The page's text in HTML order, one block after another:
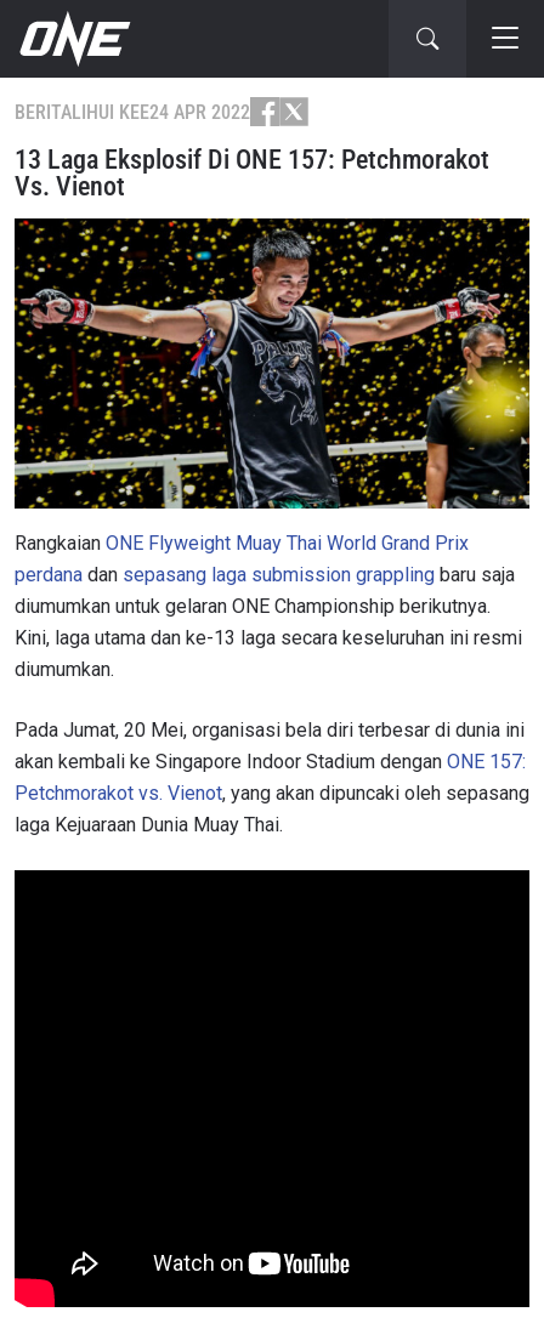
BERITALIHUI KEE24 APR 2022
13 Laga Eksplosif Di ONE 157: Petchmorakot
Vs. Vienot
Rangkaian ONE Flyweight Muay Thai World Grand Prix
perdana dan sepasang laga submission grappling baru saja
diumumkan untuk gelaran ONE Championship berikutnya.
Kini, laga utama dan ke-13 laga secara keseluruhan ini resmi
diumumkan.
Pada Jumat, 20 Mei, organisasi bela diri terbesar di dunia ini
akan kembali ke Singapore Indoor Stadium dengan ONE 157:
Petchmorakot vs. Vienot, yang akan dipuncaki oleh sepasang
laga Kejuaraan Dunia Muay Thai.